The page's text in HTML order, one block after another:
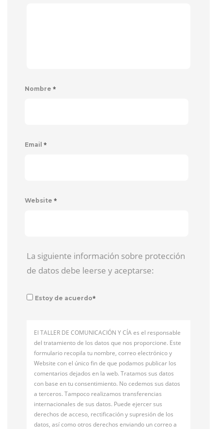
Nombre *
Email *
Website *
La siguiente información sobre protección
de datos debe leerse y aceptarse:
Estoy de acuerdo*
El TALLER DE COMUNICACIÓN Y CÍA es el responsable
del tratamiento de los datos que nos proporcione. Este
formulario recopila tu nombre, correo electrónico y
Website con el único fin de que podamos publicar los
comentarios dejados en la web. Tratamos sus datos
con base en tu consentimiento. No cedemos sus datos
a terceros. Tampoco realizamos transferencias
internacionales de sus datos. Puede ejercer sus
derechos de acceso, rectificación y supresión de los
datos, así como otros derechos enviando un correo a